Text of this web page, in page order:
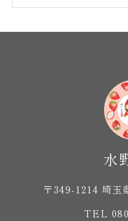
〒349-1214 埼玉
TEL